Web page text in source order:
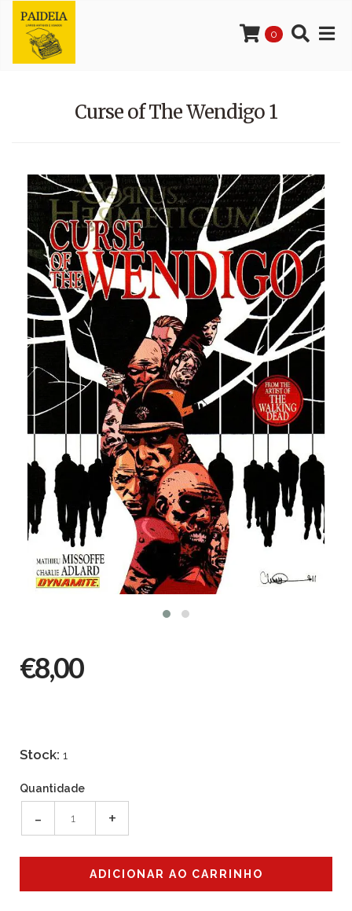
0
Curse of The Wendigo 1
€8,00
Stock: 1
Quantidade
- +